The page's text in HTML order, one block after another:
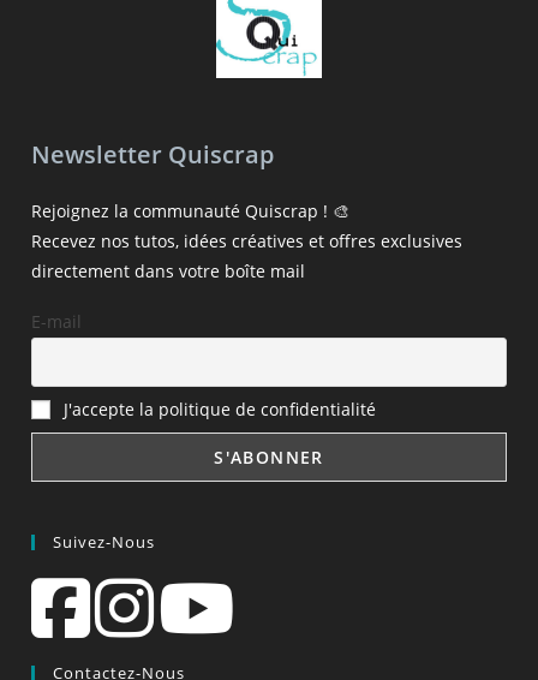
Newsletter Quiscrap
Rejoignez la communauté Quiscrap ! 🎨
Recevez nos tutos, idées créatives et offres exclusives
directement dans votre boîte mail
E-mail
J'accepte la politique de confidentialité
Suivez-Nous
Contactez-Nous